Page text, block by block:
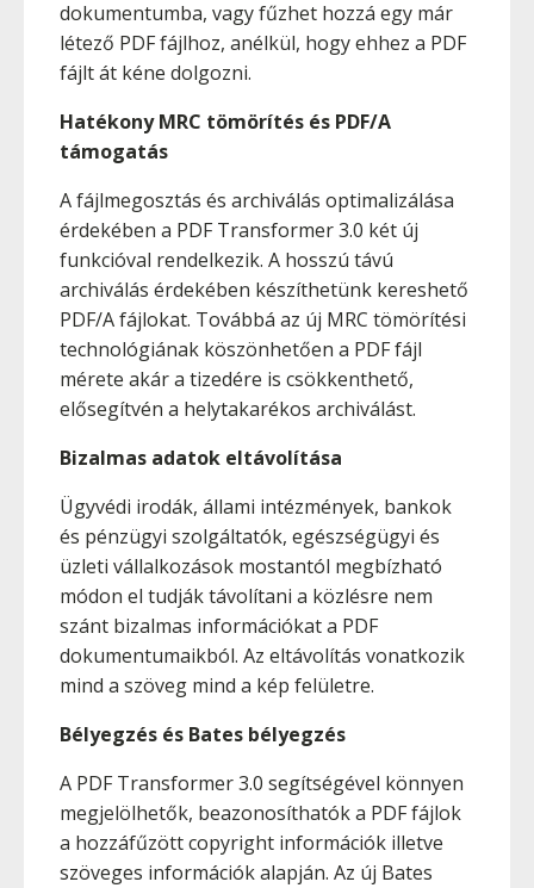
dokumentumba, vagy fűzhet hozzá egy már
létező PDF fájlhoz, anélkül, hogy ehhez a PDF
fájlt át kéne dolgozni.
Hatékony MRC tömörítés és PDF/A
támogatás
A fájlmegosztás és archiválás optimalizálása
érdekében a PDF Transformer 3.0 két új
funkcióval rendelkezik. A hosszú távú
archiválás érdekében készíthetünk kereshető
PDF/A fájlokat. Továbbá az új MRC tömörítési
technológiának köszönhetően a PDF fájl
mérete akár a tizedére is csökkenthető,
elősegítvén a helytakarékos archiválást.
Bizalmas adatok eltávolítása
Ügyvédi irodák, állami intézmények, bankok
és pénzügyi szolgáltatók, egészségügyi és
üzleti vállalkozások mostantól megbízható
módon el tudják távolítani a közlésre nem
szánt bizalmas információkat a PDF
dokumentumaikból. Az eltávolítás vonatkozik
mind a szöveg mind a kép felületre.
Bélyegzés és Bates bélyegzés
A PDF Transformer 3.0 segítségével könnyen
megjelölhetők, beazonosíthatók a PDF fájlok
a hozzáfűzött copyright információk illetve
szöveges információk alapján. Az új Bates